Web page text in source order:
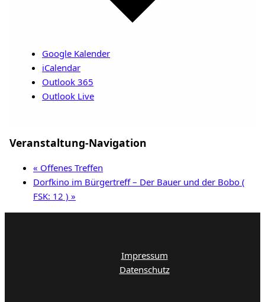
Google Kalender
iCalendar
Outlook 365
Outlook Live
Veranstaltung-Navigation
« Offenes Treffen
Dorfkino im Bürgertreff – Der Bauer und der Bobo (
FSK: 12 )»
Impressum
Datenschutz